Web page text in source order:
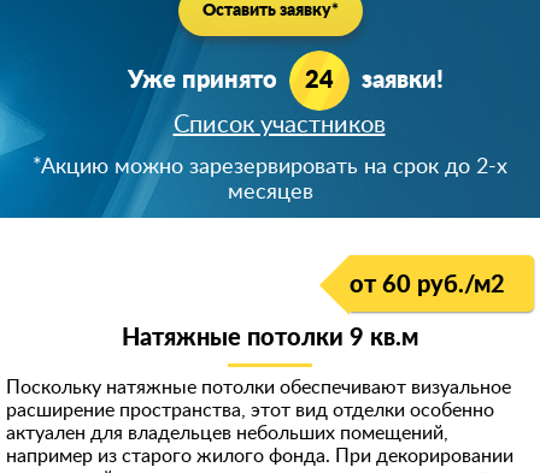
Цена белого матового PREMIUM полотна при
заказе от 20м2 !
Успейте зарезервировать скидку!
от 60 руб./м2
Натяжные потолки 9 кв.м
Поскольку натяжные потолки обеспечивают визуальное
расширение пространства, этот вид отделки особенно
актуален для владельцев небольших помещений,
например из старого жилого фонда. При декорировании